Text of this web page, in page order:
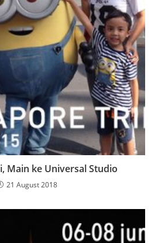
Main ke Universal Studio
21 August 2018